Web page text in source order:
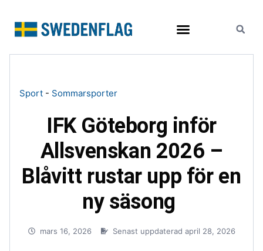
Sport - Sommarsporter
IFK Göteborg inför
Allsvenskan 2026 –
Blåvitt rustar upp för en
ny säsong
mars 16, 2026 Senast uppdaterad april 28, 2026